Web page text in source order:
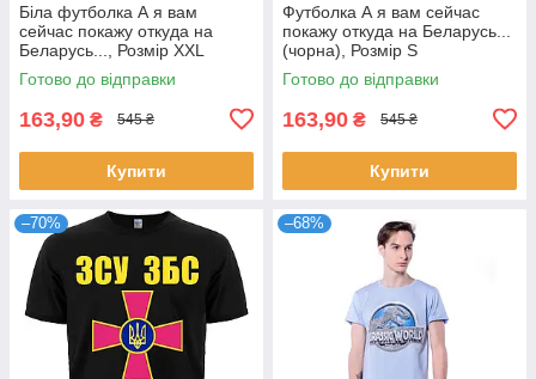
Біла футболка А я вам
сейчас покажу откуда на
Беларусь..., Розмір XXL
Готово до відправки
163,90 ₴ 545 ₴
Купити
Футболка А я вам сейчас
покажу откуда на Беларусь...
(чорна), Розмір S
Готово до відправки
163,90 ₴ 545 ₴
Купити
–70% –68%